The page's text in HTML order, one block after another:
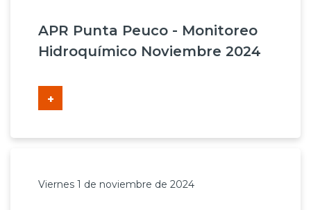
APR Punta Peuco - Monitoreo
Hidroquímico Noviembre 2024
+
Viernes 1 de noviembre de 2024